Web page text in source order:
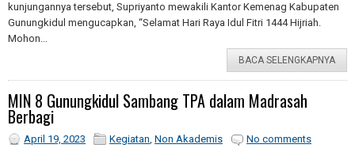
kunjungannya tersebut, Supriyanto mewakili Kantor Kemenag Kabupaten
Gunungkidul mengucapkan, “Selamat Hari Raya Idul Fitri 1444 Hijriah.
Mohon...
BACA SELENGKAPNYA
MIN 8 Gunungkidul Sambang TPA dalam Madrasah
Berbagi
April 19, 2023 Kegiatan, Non Akademis
No comments